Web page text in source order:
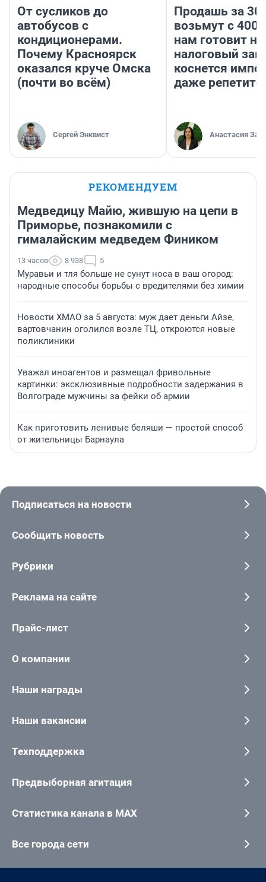
От сусликов до
автобусов с
кондиционерами.
Почему Красноярск
оказался круче Омска
(почти во всём)
Сергей Энквист
Продашь за
возьмут с
нам готовит
налоговый
коснется
даже
Анастасия
РЕКОМЕНДУЕМ
Медведицу Майю, жившую на цепи в
Приморье, познакомили с
гималайским медведем Фиником
13 часов 8 938 5
Муравьи и тля больше не сунут носа в ваш огород:
народные способы борьбы с вредителями без химии
Новости ХМАО за 5 августа: муж дает деньги Айзе,
вартовчанин оголился возле ТЦ, откроются новые
поликлиники
Уважал иноагентов и размещал фривольные
картинки: эксклюзивные подробности задержания в
Волгограде мужчины за фейки об армии
Как приготовить ленивые беляши — простой способ
от жительницы Барнаула
Подписаться на новости
Сообщить новость
Рубрики
Реклама на сайте
Прайс-лист
О компании
Наши награды
Наши вакансии
Техподдержка
Предвыборная агитация
Статистика канала в MAX
Все города сети